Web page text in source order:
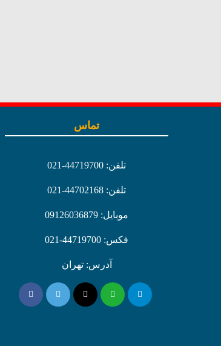
تماس
تلفن: 44719700-021
تلفن: 44702168-021
موبایل: 09126036879
فکس: 44719700-021
آدرس: تهران